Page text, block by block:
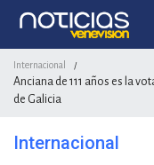
Internacional /
Anciana de 111 años es la
de Galicia
Internacional